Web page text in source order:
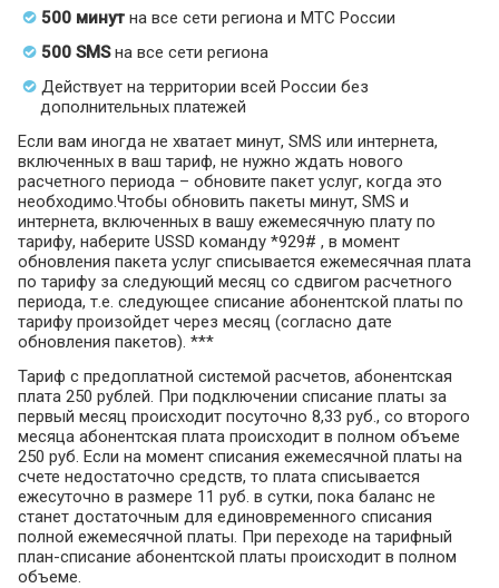
500 минут на все сети региона и МТС России
500 SMSна все сети региона
Действует на территории всей России без
дополнительных платежей
Если вам иногда не хватает минут, SMS или интернета,
включенных в ваш тариф, не нужно ждать нового
расчетного периода – обновите пакет услуг, когда это
необходимо.Чтобы обновить пакеты минут, SMS и
интернета, включенных в вашу ежемесячную плату по
тарифу, наберите USSD команду *929# , в момент
обновления пакета услуг списывается ежемесячная плата
по тарифу за следующий месяц со сдвигом расчетного
периода, т.е. следующее списание абонентской платы по
тарифу произойдет через месяц (согласно дате
обновления пакетов). ***
Тариф с предоплатной системой расчетов, абонентская
плата 250 рублей. При подключении списание платы за
первый месяц происходит посуточно 8,33 руб., со второго
месяца абонентская плата происходит в полном объеме
250 руб. Если на момент списания ежемесячной платы на
счете недостаточно средств, то плата списывается
ежесуточно в размере 11 руб. в сутки, пока баланс не
станет достаточным для единовременного списания
полной ежемесячной платы. При переходе на тарифный
план-списание абонентской платы происходит в полном
объеме.